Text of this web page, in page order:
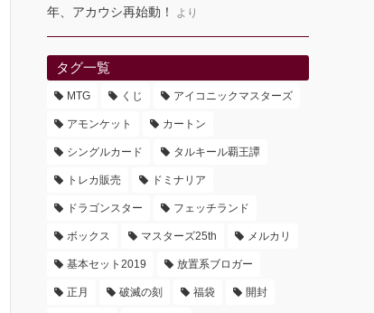
年、アカウシ再始動！
より
タグ一覧
MTG くじ アイコニックマスターズ
アモンケット カートン
シングルカード タルキール覇王譚
トレカ販売 ドミナリア
ドラゴンスター フェッチランド
ボックス マスターズ25th メルカリ
基本セット2019 放置系ブロガー
正月 破滅の刻 福袋 開封